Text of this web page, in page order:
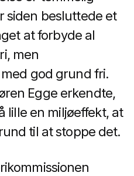
siden besluttede et
at forbyde al
men
god grund fri.
Egge erkendte,
lille en miljøeffekt, at
til at stoppe det.